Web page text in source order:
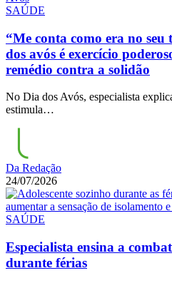
SAÚDE
“Me conta como era no seu
dos avós é exercício
remédio contra a solidão
No Dia dos Avós, especialista
estimula…
Da Redação
24/07/2026
SAÚDE
Especialista ensina a
durante férias